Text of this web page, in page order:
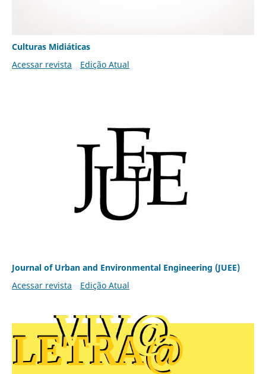
Culturas Midiáticas
Acessar revista
Edição Atual
Journal of Urban and Environmental Engineering (JUEE)
Acessar revista
Edição Atual